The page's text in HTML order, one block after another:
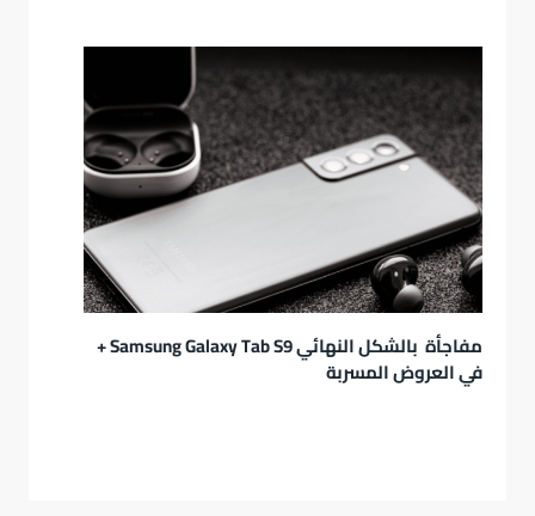
مفاجأة بالشكل النهائي Samsung Galaxy Tab S9 +
في العروض المسربة